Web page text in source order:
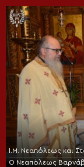
Ι.Μ. Νεαπόλεως και
Ο Νεαπόλεως